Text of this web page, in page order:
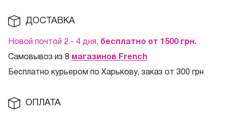
ДОСТАВКА
Новой почтой 2 - 4 дня, бесплатно от 1500 грн.
Самовывоз из 8 магазинов French
Бесплатно курьером по Харькову, заказ от 300 грн
ОПЛАТА